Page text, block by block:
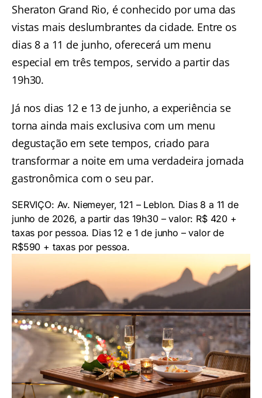
Sheraton Grand Rio, é conhecido por uma das
vistas mais deslumbrantes da cidade. Entre os
dias 8 a 11 de junho, oferecerá um menu
especial em três tempos, servido a partir das
19h30.
Já nos dias 12 e 13 de junho, a experiência se
torna ainda mais exclusiva com um menu
degustação em sete tempos, criado para
transformar a noite em uma verdadeira jornada
gastronômica com o seu par.
SERVIÇO: Av. Niemeyer, 121 – Leblon. Dias 8 a 11 de
junho de 2026, a partir das 19h30 – valor: R$ 420 +
taxas por pessoa. Dias 12 e 1 de junho – valor de
R$590 + taxas por pessoa.